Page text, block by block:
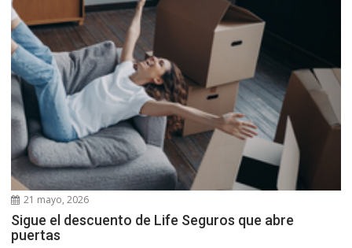
21 mayo, 2026
Sigue el descuento de Life Seguros que abre
puertas